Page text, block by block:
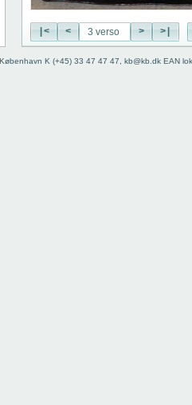
|< < > >|
K (+45) 33 47 47 47, kb@kb.dk EAN